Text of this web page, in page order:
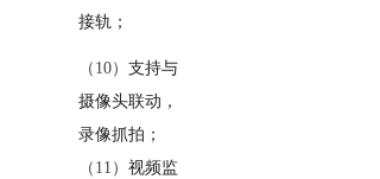
接轨；
（10） 支持与
摄像头联动，
录像抓拍；
（11） 视频监